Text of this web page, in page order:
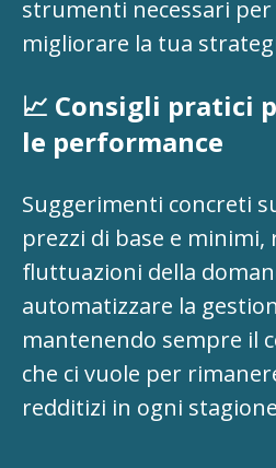
strumenti necessari
migliorare la tua
📈 Consigli pratici
le performance
Suggerimenti concreti
prezzi di base e minimi,
fluttuazioni della
automatizzare la
mantenendo sempre il
che ci vuole per
redditizi in ogni